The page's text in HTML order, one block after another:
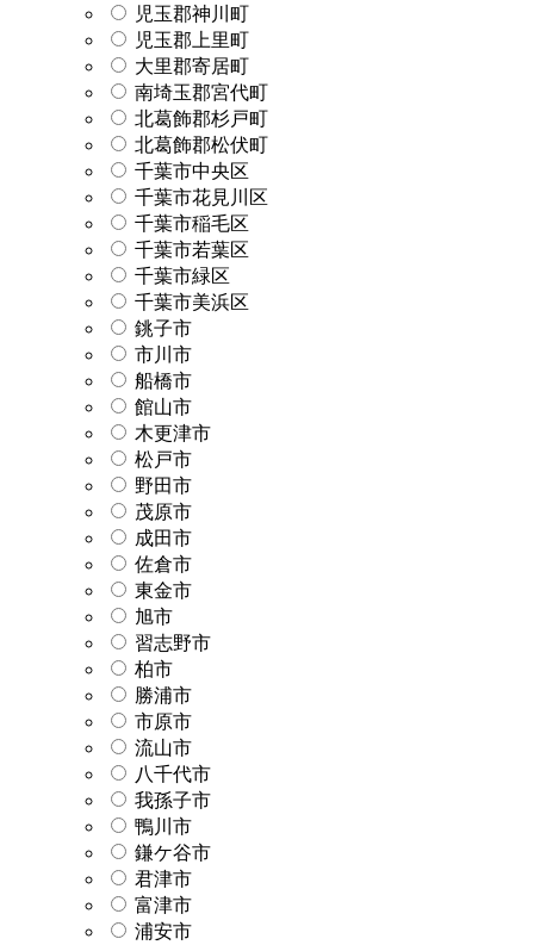
児玉郡神川町
児玉郡上里町
大里郡寄居町
南埼玉郡宮代町
北葛飾郡杉戸町
北葛飾郡松伏町
千葉市中央区
千葉市花見川区
千葉市稲毛区
千葉市若葉区
千葉市緑区
千葉市美浜区
銚子市
市川市
船橋市
館山市
木更津市
松戸市
野田市
茂原市
成田市
佐倉市
東金市
旭市
習志野市
柏市
勝浦市
市原市
流山市
八千代市
我孫子市
鴨川市
鎌ケ谷市
君津市
富津市
浦安市